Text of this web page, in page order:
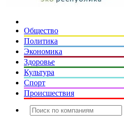
Общество
Политика
Экономика
Здоровье
Культура
Спорт
Происшествия